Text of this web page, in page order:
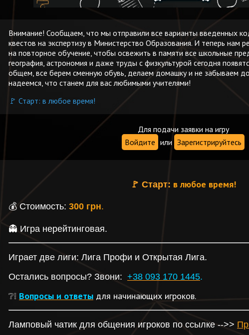
Внимание! Сообщаем, что мы отправили все варианты введенных
квестов на экспертизу в Министерство Образования. И теперь нам
на повторное обучение, чтобы освежить в памяти все школьные
география, астрономия и даже труды с физкультурой сегодня
общем, все берем сменную обувь, делаем домашку и не забываем
надеемся, что станем для вас любимыми учителями!
🚩 Старт: в любое время!
Для подачи заявки на игру
Войдите или Зарегистрируйтесь
🚩 Старт: в любое время!
💰 Cтоимость: 300 грн.
👻 Игра нерейтинговая.
Играет две лиги: Лига Профи и Открытая Лига.
Остались вопросы? Звони: +38 093 170 1445.
❔❕ Вопросы и ответы для начинающих игроков.
Ламповый чатик для общения игроков по ссылке -->>